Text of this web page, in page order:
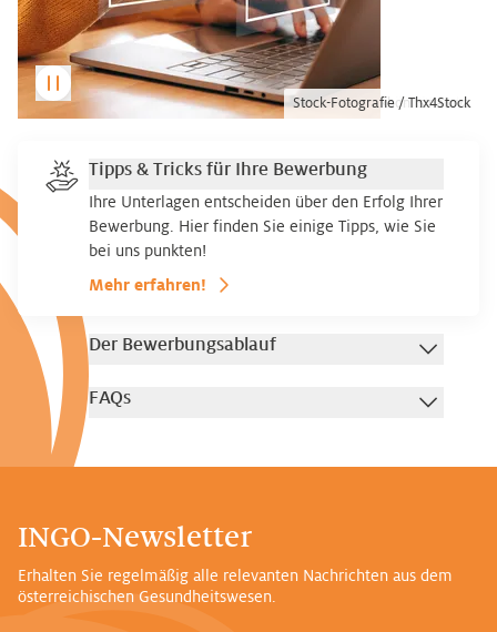
Stock-Fotografie / Mariia Vitkovska
Stock-Fotografie / Makhbubakhon Ismatova
Stock-Fotografie / Thx4Stock
Tipps & Tricks für Ihre Bewerbung
Ihre Unterlagen entscheiden über den Erfolg Ihrer
Bewerbung. Hier finden Sie einige Tipps, wie Sie
bei uns punkten!
Mehr erfahren!
Der Bewerbungsablauf
FAQs
INGO-Newsletter
Erhalten Sie regelmäßig alle relevanten Nachrichten aus dem
österreichischen Gesundheitswesen.